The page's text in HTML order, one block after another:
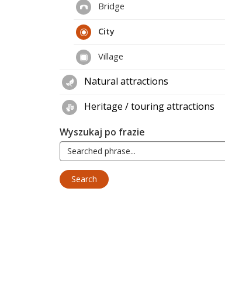
Bridge
City
Village
Natural attractions
Heritage / touring attractions
Wyszukaj po frazie